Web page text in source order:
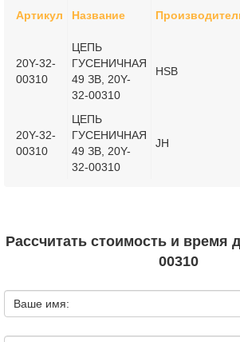
Артикул Название
20Y-32-
00310
ЦЕПЬ
ГУСЕНИЧНАЯ
49 ЗВ, 20Y-
32-00310
HSB
20Y-32-
00310
ЦЕПЬ
ГУСЕНИЧНАЯ
49 ЗВ, 20Y-
32-00310
JH
Рассчитать стоимость и время
00310
Ваше имя: